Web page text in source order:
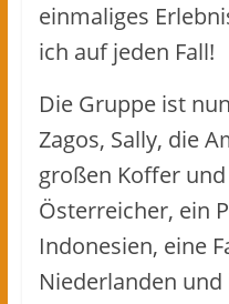
einmaliges
ich auf jeden Fall!
Die Gruppe ist
Zagos, Sally, die
großen Koffer
Österreicher, ein
Indonesien, eine
Niederlanden und